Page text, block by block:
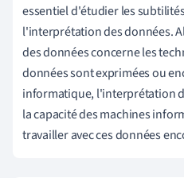
essentiel d'étudier les
l'interprétation des données.
des données concerne les
données sont exprimées ou
informatique, l'interprétation
la capacité des machines
travailler avec ces données